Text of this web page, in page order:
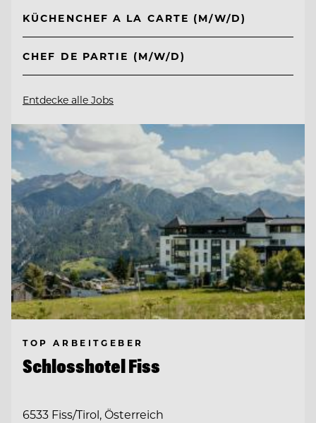
KÜCHENCHEF A LA CARTE (M/W/D)
CHEF DE PARTIE (M/W/D)
Entdecke alle Jobs
TOP ARBEITGEBER
Schlosshotel Fiss
6533 Fiss/Tirol, Österreich